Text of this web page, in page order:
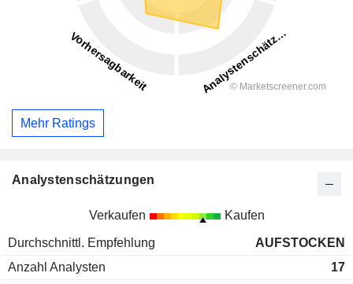
Mehr Ratings
Analystenschätzungen
Verkaufen Kaufen
Durchschnittl. Empfehlung
AUFSTOCKEN
Anzahl Analysten
17